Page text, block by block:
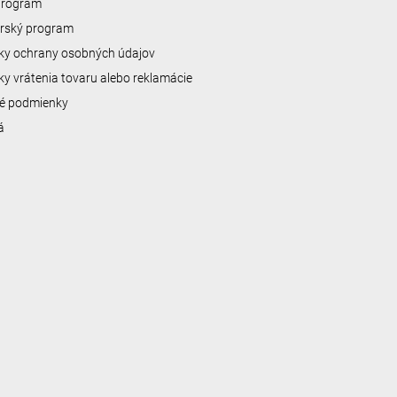
program
ochrany osobných údajov
vrátenia tovaru alebo reklamácie
podmienky